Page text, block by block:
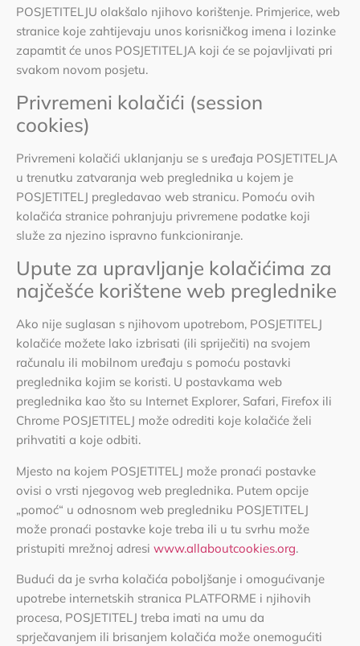
POSJETITELJU olakšalo njihovo korištenje. Primjerice, web
stranice koje zahtijevaju unos korisničkog imena i lozinke
zapamtit će unos POSJETITELJA koji će se pojavljivati pri
svakom novom posjetu.
Privremeni kolačići (session
cookies)
Privremeni kolačići uklanjanju se s uređaja POSJETITELJA
u trenutku zatvaranja web preglednika u kojem je
POSJETITELJ pregledavao web stranicu. Pomoću ovih
kolačića stranice pohranjuju privremene podatke koji
služe za njezino ispravno funkcioniranje.
Upute za upravljanje kolačićima za
najčešće korištene web preglednike
Ako nije suglasan s njihovom upotrebom, POSJETITELJ
kolačiće možete lako izbrisati (ili spriječiti) na svojem
računalu ili mobilnom uređaju s pomoću postavki
preglednika kojim se koristi. U postavkama web
preglednika kao što su Internet Explorer, Safari, Firefox ili
Chrome POSJETITELJ može odrediti koje kolačiće želi
prihvatiti a koje odbiti.
Mjesto na kojem POSJETITELJ može pronaći postavke
ovisi o vrsti njegovog web preglednika. Putem opcije
„pomoć“ u odnosnom web pregledniku POSJETITELJ
može pronaći postavke koje treba ili u tu svrhu može
pristupiti mrežnoj adresi www.allaboutcookies.org.
Budući da je svrha kolačića poboljšanje i omogućivanje
upotrebe internetskih stranica PLATFORME i njihovih
procesa, POSJETITELJ treba imati na umu da
sprječavanjem ili brisanjem kolačića može onemogućiti